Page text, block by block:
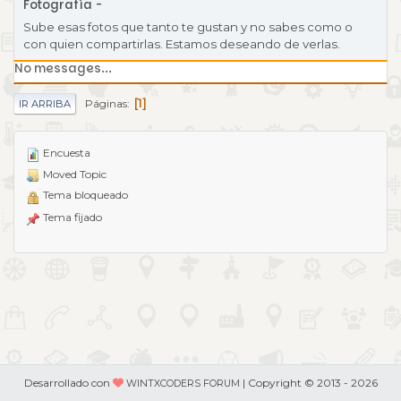
Fotografía
Sube esas fotos que tanto te gustan y no sabes como o
con quien compartirlas. Estamos deseando de verlas.
No messages...
IR ARRIBA Páginas 1
Encuesta
Moved Topic
Tema bloqueado
Tema fijado
Desarrollado con WINTXCODERS FORUM | Copyright © 2013 - 2026